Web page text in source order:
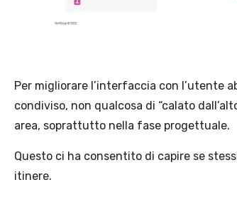
Per migliorare l’interfaccia con l’utente
condiviso, non qualcosa di “calato
area, soprattutto nella fase progettuale.
Questo ci ha consentito di capire se
itinere.